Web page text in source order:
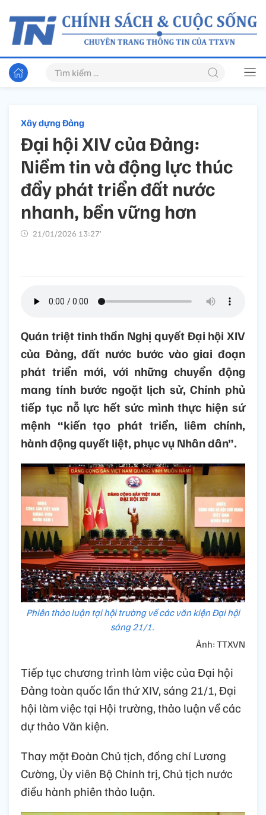
Xây dựng Đảng
Đại hội XIV của Đảng:
Niềm tin và động lực thúc
đẩy phát triển đất nước
nhanh, bền vững hơn
21/01/2026 13:27’
Quán triệt tinh thần Nghị quyết Đại hội XIV
của Đảng, đất nước bước vào giai đoạn
phát triển mới, với những chuyển động
mang tính bước ngoặt lịch sử, Chính phủ
tiếp tục nỗ lực hết sức mình thực hiện sứ
mệnh “kiến tạo phát triển, liêm chính,
hành động quyết liệt, phục vụ Nhân dân”.
Phiên thảo luận tại hội trường về các văn kiện Đại hội
sáng 21/1.
Ảnh: TTXVN
Tiếp tục chương trình làm việc của Đại hội
Đảng toàn quốc lần thứ XIV, sáng 21/1, Đại
hội làm việc tại Hội trường, thảo luận về các
dự thảo Văn kiện.
Thay mặt Đoàn Chủ tịch, đồng chí Lương
Cường, Ủy viên Bộ Chính trị, Chủ tịch nước
điều hành phiên thảo luận.